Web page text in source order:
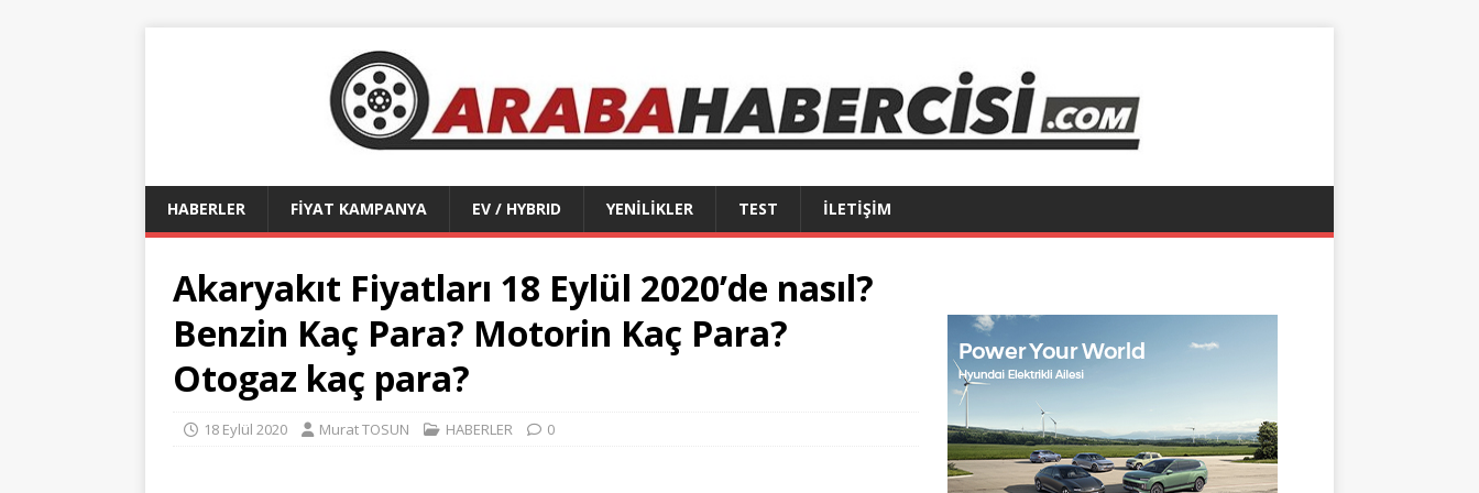
HABERLER FİYAT KAMPANYA EV / HYBRID YENİLİKLER TEST İLETİŞİM
Akaryakıt Fiyatları 18 Eylül 2020’de nasıl?
Benzin Kaç Para? Motorin Kaç Para?
Otogaz kaç para?
18 Eylül 2020 Murat TOSUN HABERLER 0